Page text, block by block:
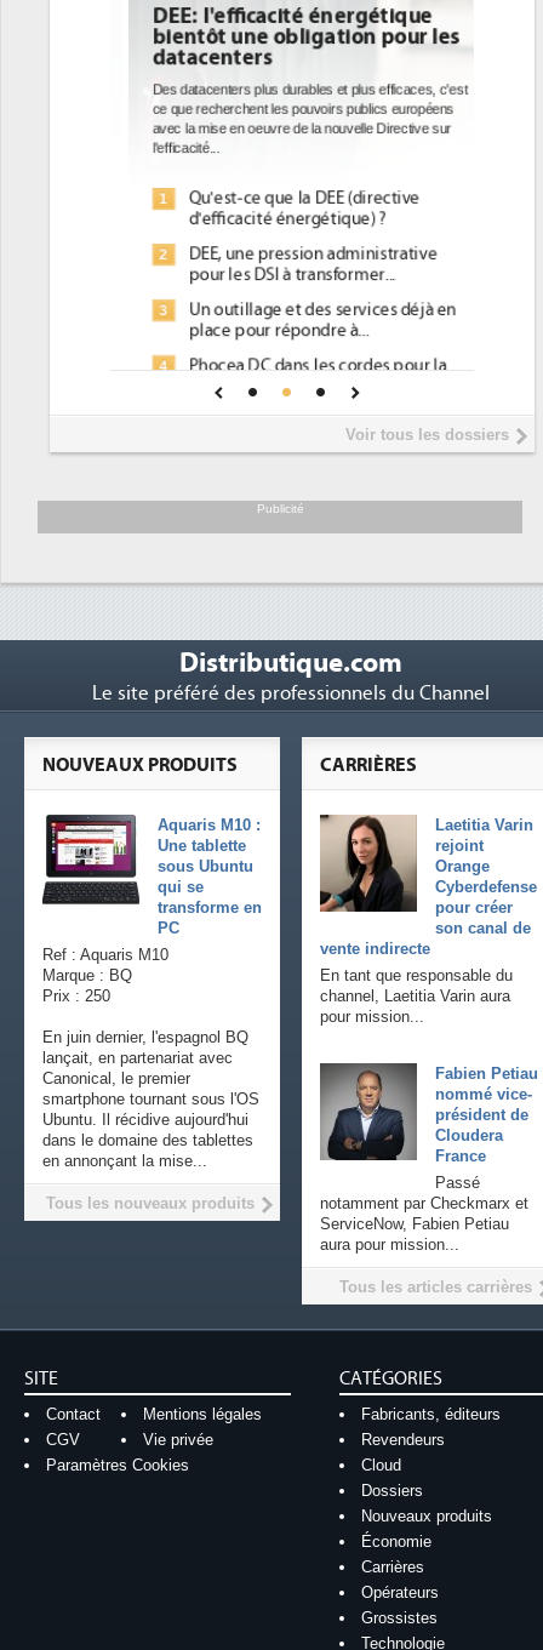
DEE: l'efficacité énergétique
bientôt une obligation pour les
datacenters
Des datacenters plus durables et plus efficaces, c'est
ce que recherchent les pouvoirs publics européens
avec la mise en oeuvre de la nouvelle Directive sur
l'efficacité...
Qu'est-ce que la DEE (directive
d'efficacité énergétique) ?
DEE, une pression administrative
pour les DSI à transformer...
Un outillage et des services déjà en
place pour répondre à...
Phocea DC dans les cordes pour la
Interview de Fabrice Coquio,
président de Digital Realty...
soutient les...
Voir tous les dossiers
Publicité
Distributique.com
Le site préféré des professionnels du Channel
CARRIÈRES
Laetitia Varin
rejoint
Orange
Cyberdefense
pour créer
son canal de
vente indirecte
En tant que responsable du
channel, Laetitia Varin aura
pour mission...
Fabien Petiau
nommé vice-
président de
Cloudera
France
Passé
notamment par Checkmarx et
ServiceNow, Fabien Petiau
aura pour mission...
Tous les articles carrières
NOUVEAUX PRODUITS
Aquaris M10 :
Une tablette
sous Ubuntu
qui se
transforme en
PC
Ref : Aquaris M10
Marque : BQ
Prix : 250
En juin dernier, l'espagnol BQ
lançait, en partenariat avec
Canonical, le premier
smartphone tournant sous l'OS
Ubuntu. Il récidive aujourd'hui
dans le domaine des tablettes
en annonçant la mise...
Tous les nouveaux produits
SITE
Contact
Mentions légales
CGV
Vie privée
Paramètres Cookies
CATÉGORIES
Fabricants, éditeurs
Revendeurs
Cloud
Dossiers
Nouveaux produits
Économie
Carrières
Opérateurs
Grossistes
Technologie